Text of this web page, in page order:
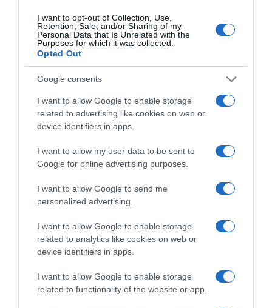
I want to opt-out of Collection, Use,
Retention, Sale, and/or Sharing of my
Personal Data that Is Unrelated with the
Purposes for which it was collected.
Opted Out
Google consents
I want to allow Google to enable storage
related to advertising like cookies on web or
device identifiers in apps.
I want to allow my user data to be sent to
Google for online advertising purposes.
I want to allow Google to send me
personalized advertising.
I want to allow Google to enable storage
related to analytics like cookies on web or
device identifiers in apps.
I want to allow Google to enable storage
related to functionality of the website or app.
ΠΑΡΑΠΟΛΙΤΙΚΑ
Νέο επεισόδιο Κωνσταντοπούλου –
Πολύζου: Η πρόεδρος της Πλεύσης
Ελευθερίας κάλεσε το “100” και πήγε
την πρώην συνεργάτρια της στο
τμήμα